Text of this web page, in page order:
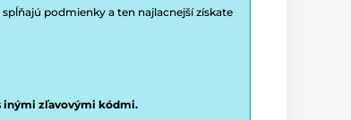
podmienky a ten najlacnejší získate
zľavovými kódmi.